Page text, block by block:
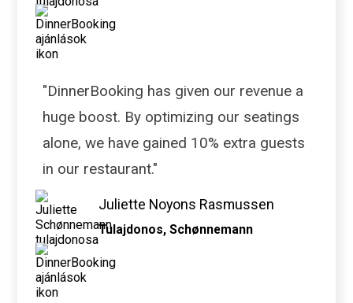
"DinnerBooking has given our revenue a
huge boost. By optimizing our seatings
alone, we have gained 10% extra guests
in our restaurant."
Juliette Noyons Rasmussen
Tulajdonos, Schønnemann